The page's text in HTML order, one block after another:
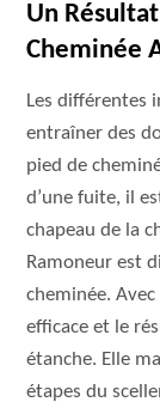
Un
Cheminée
Les différentes
entraîner des
pied de
d’une fuite, il
chapeau de la
Ramoneur est
cheminée.
efficace et le
étanche. Elle
étapes du